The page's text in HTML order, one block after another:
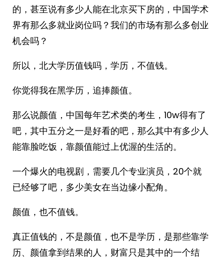
的，甚至说有多少人能在北京买下房的，中国学术
界有那么多就业岗位吗？我们的市场有那么多创业
机会吗？
所以，北大学历值钱吗，学历，不值钱。
你觉得我在黑学历，追捧颜值。
那么说颜值，中国每年艺术类的考生，10w得有了
吧，其中五分之一是好看的吧，那么其中有多少人
能靠脸吃饭，靠颜值能过上优渥的生活的。
一个爆火的电视剧，需要几个专业演员，20个就
已经够了吧，多少美女在当边缘小配角。
颜值，也不值钱。
真正值钱的，不是颜值，也不是学历，是那些靠学
历、颜值拿到结果的人，财富只是其中的一个结